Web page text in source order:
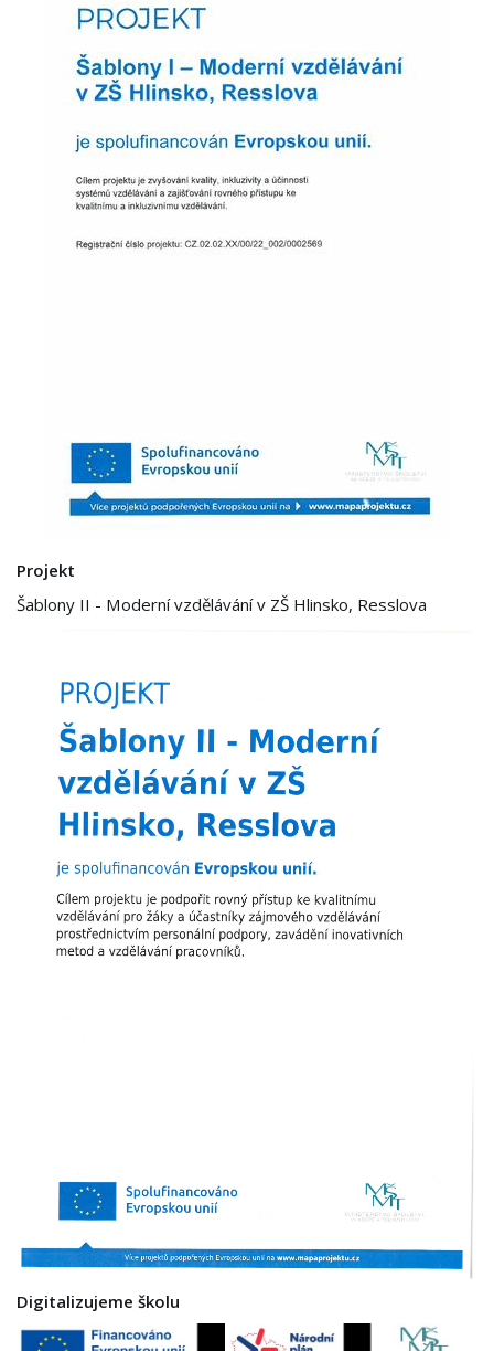
Projekt
Šablony II - Moderní vzdělávání v ZŠ Hlinsko, Resslova
Digitalizujeme školu